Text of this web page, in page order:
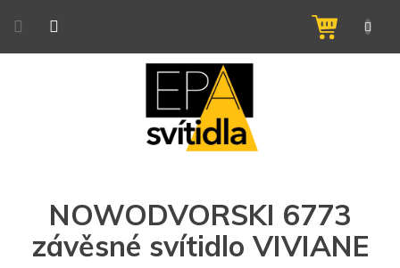
NÁKUPNÍ
KOŠÍK
NOWODVORSKI 6773
závěsné svítidlo VIVIANE